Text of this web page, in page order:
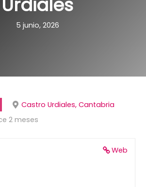
Urdiales
5 junio, 2026
Castro Urdiales, Cantabria
2 meses
Web